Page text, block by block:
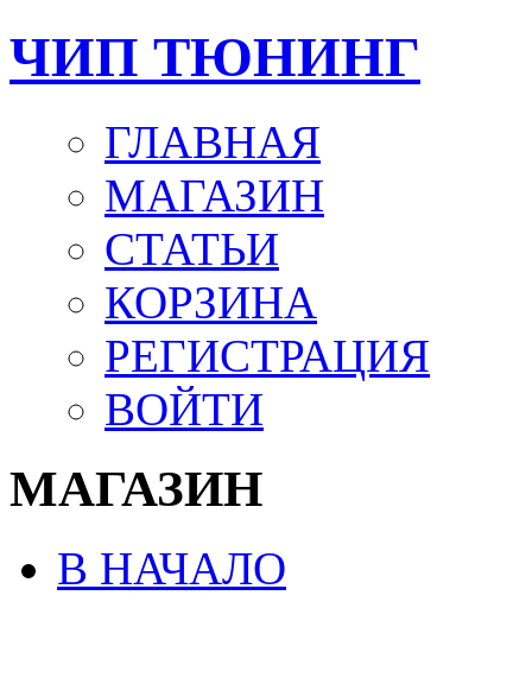
ЧИП ТЮНИНГ
ГЛАВНАЯ
МАГАЗИН
СТАТЬИ
КОРЗИНА
РЕГИСТРАЦИЯ
ВОЙТИ
МАГАЗИН
В НАЧАЛО